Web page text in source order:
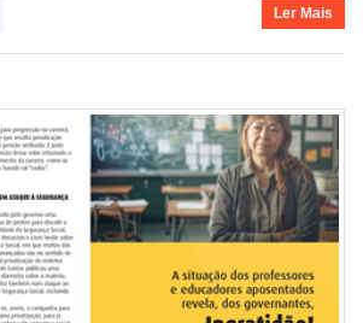
Ler Mais